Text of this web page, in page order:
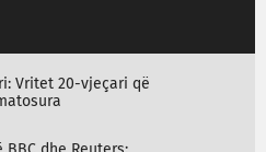
Vritet 20-vjeçari që